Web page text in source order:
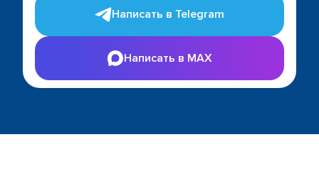
Написать в Telegram
Написать в MAX